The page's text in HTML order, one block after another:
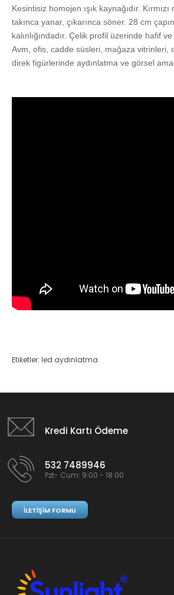
Kesintisiz homojen ışık kaynağıdır.
takınca yanar, çıkarınca söner. 28 cm
kalınlığındadır. Çelik profil üzerinde hafif ve
Avm, ofis, cadde süsleri, mağaza vitrinleri,
direk figürlerinde aydınlatma ve görsel
Etiketler: led aydınlatma
Kredi Kartı Ödeme
532 7489946
Pzt- Cum: 9:00 - 18:00
İLETIŞIM FORMU